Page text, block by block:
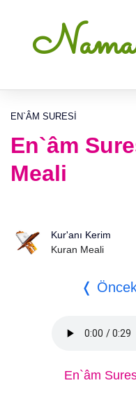
EN`ÂM SURESI
En`âm
Meali
Kur'anı Kerim
Kuran Meali
❬
En`âm